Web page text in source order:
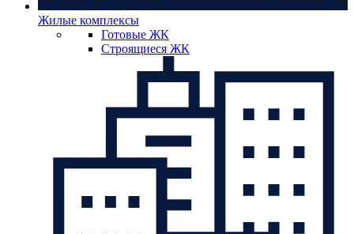
Жилые комплексы
Готовые ЖК
Строящиеся ЖК